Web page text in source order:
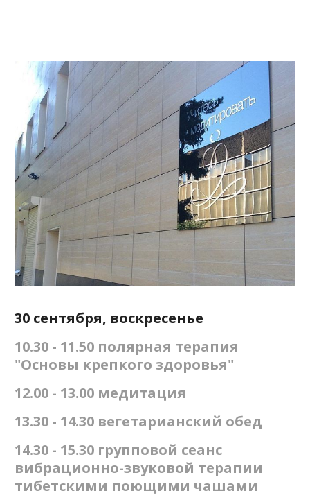
30 сентября, воскресенье
10.30 - 11.50 полярная терапия
"Основы крепкого здоровья"
12.00 - 13.00 медитация
13.30 - 14.30 вегетарианский обед
14.30 - 15.30 групповой сеанс
вибрационно-звуковой терапии
тибетскими поющими чашами